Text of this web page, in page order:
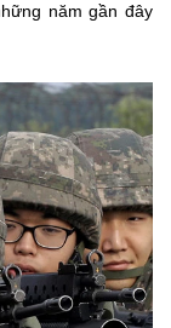
năm gần đây